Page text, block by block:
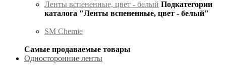
Ленты вспененные, цвет - белый Подкатегории
каталога "Ленты вспененные, цвет - белый"
SM Chemie
Самые продаваемые товары
Односторонние ленты